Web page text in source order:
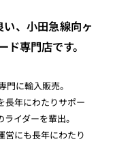
、小田急線向ヶ
専門店です。
門に輸入販売。
長年にわたりサポー
イダーを輩出。
営にも長年にわたり